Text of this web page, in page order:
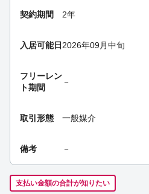
契約期間 2年
入居可能日2026年09月中旬
フリーレン
ト期間
－
取引形態 一般媒介
備考 －
支払い金額の合計が知りたい